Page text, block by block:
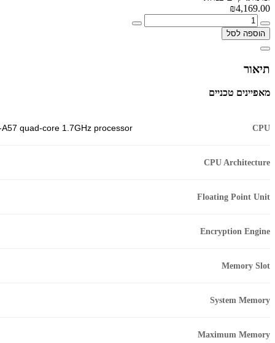
₪4,169.00
הוספה לסל
תיאור
מאפיינים טכניים
CPU
quad-core 1.7GHz processor
CPU Architecture
Floating Point Unit
Encryption Engine
Memory Slot
System Memory
Maximum Memory